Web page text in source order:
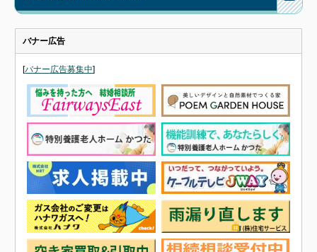
バナー広告
[バナー広告募集中]